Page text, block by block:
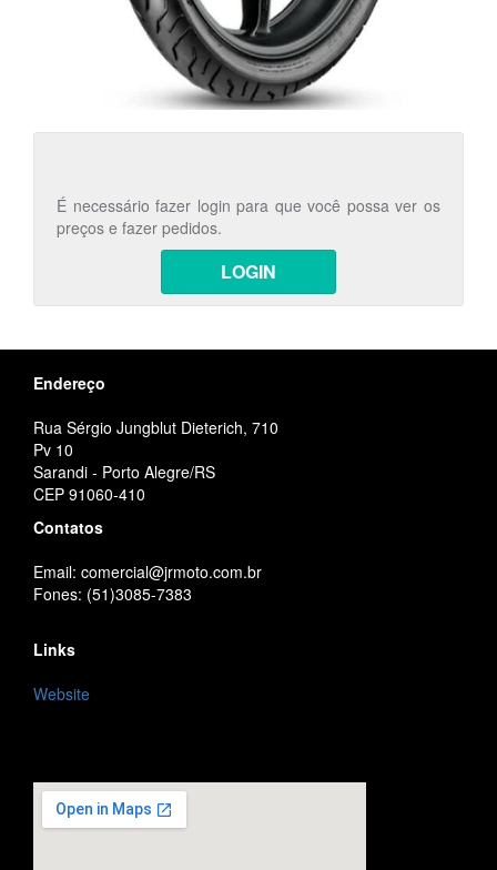
É necessário fazer login para que você possa ver os
preços e fazer pedidos.
LOGIN
Endereço
Rua Sérgio Jungblut Dieterich, 710
Pv 10
Sarandi - Porto Alegre/RS
CEP 91060-410
Contatos
Email: comercial@jrmoto.com.br
Fones: (51)3085-7383
Links
Website